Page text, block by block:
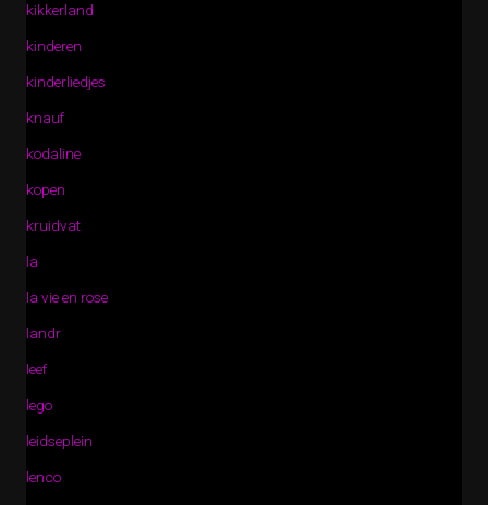
kikkerland
kinderen
kinderliedjes
knauf
kodaline
kopen
kruidvat
la
la vie en rose
landr
leef
lego
leidseplein
lenco